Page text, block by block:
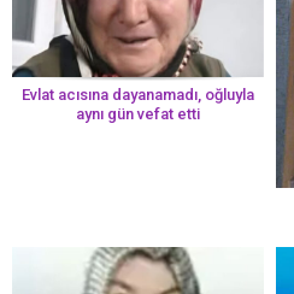
Evlat acısına dayanamadı, oğluyla
aynı gün vefat etti